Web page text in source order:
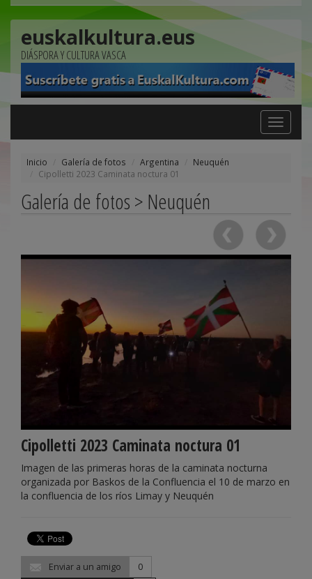
euskalkultura.eus
DIÁSPORA Y CULTURA VASCA
Toggle
navigation
Inicio Galería de fotos Argentina
Neuquén
Cipolletti 2023 Caminata noctura 01
Galería de fotos > Neuquén
Cipolletti 2023 Caminata noctura 01
Imagen de las primeras horas de la caminata nocturna
organizada por Baskos de la Confluencia el 10 de marzo en
la confluencia de los ríos Limay y Neuquén
Enviar a un amigo
0